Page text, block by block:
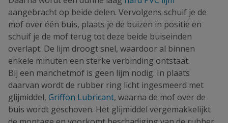
aangebracht op beide delen. Vervolgens schuif je de
mof over één buis, plaats je de buizen in positie en
schuif je de mof terug tot deze beide buiseinden
overlapt. De lijm droogt snel, waardoor al binnen
enkele minuten een sterke verbinding ontstaat.
Bij een manchetmof is geen lijm nodig. In plaats
daarvan wordt de rubber ring licht ingesmeerd met
glijmiddel, Griffon Lubricant, waarna de mof over de
buis wordt geschoven. Het glijmiddel vergemakkelijkt